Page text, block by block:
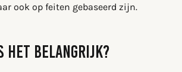
ook op feiten gebaseerd zijn.
HET BELANGRIJK?